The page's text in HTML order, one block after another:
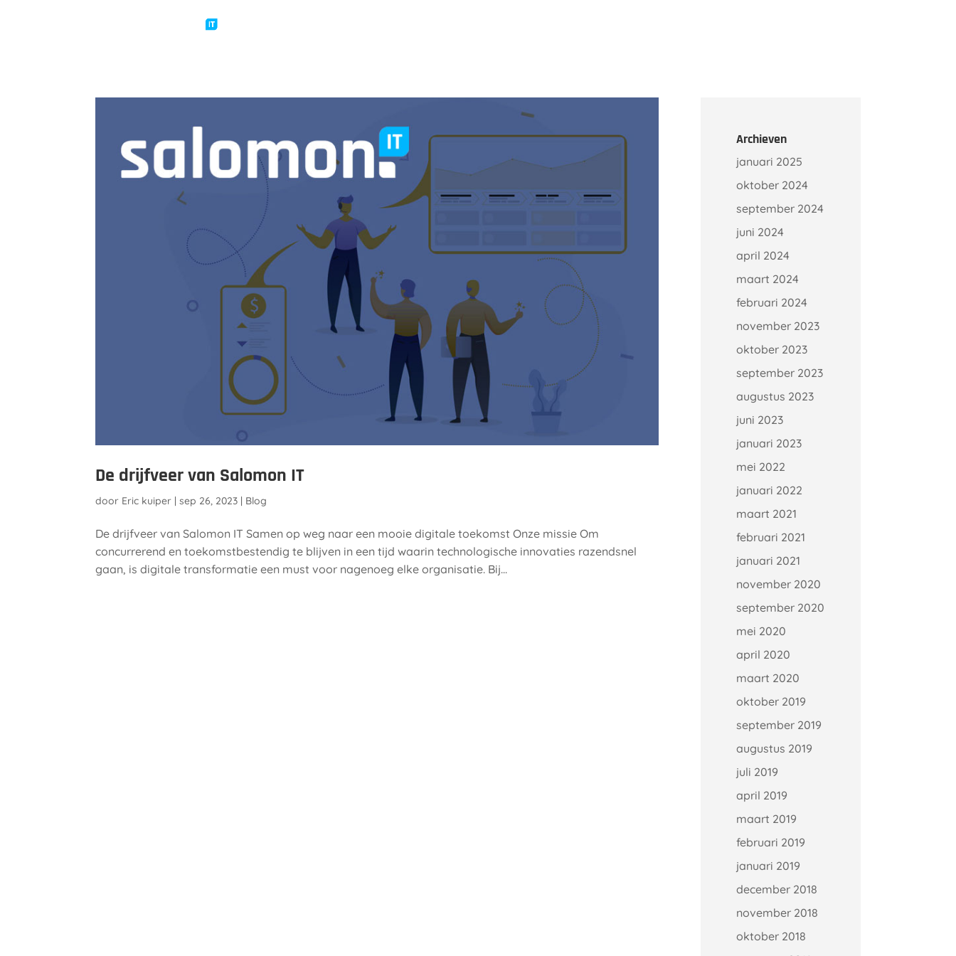
De drijfveer van Salomon IT
door Eric kuiper |sep 26, 2023 | Blog
De drijfveer van Salomon IT Samen op weg naar een mooie digitale toekomst Onze missie Om
concurrerend en toekomstbestendig te blijven in een tijd waarin technologische innovaties razendsnel
gaan, is digitale transformatie een must voor nagenoeg elke organisatie. Bij...
Archieven
januari 2025
oktober 2024
september 2024
juni 2024
april 2024
maart 2024
februari 2024
november 2023
oktober 2023
september 2023
augustus 2023
juni 2023
januari 2023
mei 2022
januari 2022
maart 2021
februari 2021
januari 2021
november 2020
september 2020
mei 2020
april 2020
maart 2020
oktober 2019
september 2019
augustus 2019
juli 2019
april 2019
maart 2019
februari 2019
januari 2019
december 2018
november 2018
oktober 2018